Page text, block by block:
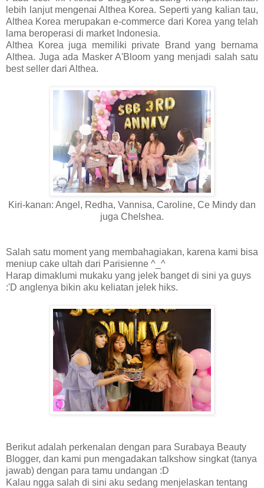
lebih lanjut mengenai Althea Korea. Seperti yang kalian tau,
Althea Korea merupakan e-commerce dari Korea yang telah
lama beroperasi di market Indonesia.
Althea Korea juga memiliki private Brand yang bernama
Althea. Juga ada Masker A'Bloom yang menjadi salah satu
best seller dari Althea.
Kiri-kanan: Angel, Redha, Vannisa, Caroline, Ce Mindy dan
juga Chelshea.
Salah satu moment yang membahagiakan, karena kami bisa
meniup cake ultah dari Parisienne ^_^
Harap dimaklumi mukaku yang jelek banget di sini ya guys
:'D anglenya bikin aku keliatan jelek hiks.
Berikut adalah perkenalan dengan para Surabaya Beauty
Blogger, dan kami pun mengadakan talkshow singkat (tanya
jawab) dengan para tamu undangan :D
Kalau ngga salah di sini aku sedang menjelaskan tentang